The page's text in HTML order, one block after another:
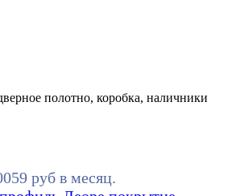
полотно, коробка, наличники
руб в месяц.